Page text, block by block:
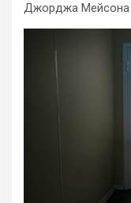
Джорджа Мейсона